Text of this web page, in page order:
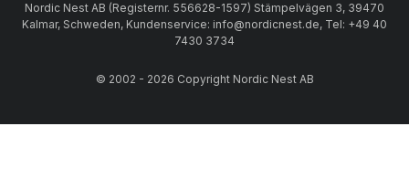
Nordic Nest AB (Registernr. 556628-1597) Stämpelvägen 3, 39470
Kalmar, Schweden, Kundenservice: info@nordicnest.de, Tel: +49 40
7430 3734
© 2002 - 2026 Copyright Nordic Nest AB